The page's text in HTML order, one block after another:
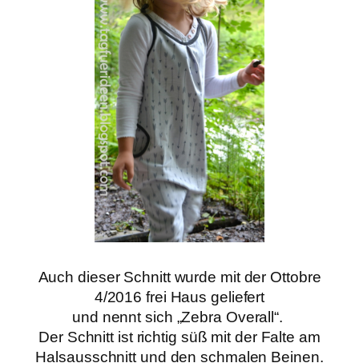
Auch dieser Schnitt wurde mit der Ottobre
4/2016 frei Haus geliefert
und nennt sich „Zebra Overall“.
Der Schnitt ist richtig süß mit der Falte am
Halsausschnitt und den schmalen Beinen.